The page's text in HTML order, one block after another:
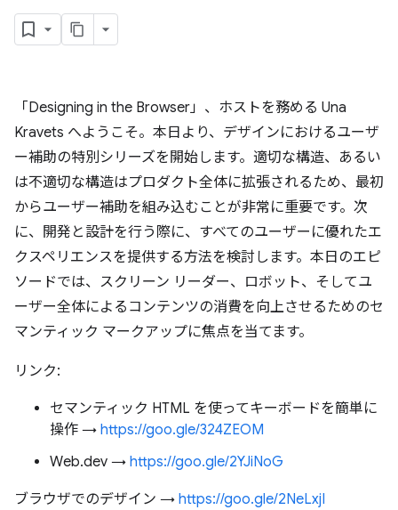
「Designing in the Browser」、ホストを務める Una
Kravets へようこそ。本日より、デザインにおけるユーザ
ー補助の特別シリーズを開始します。適切な構造、あるい
は不適切な構造はプロダクト全体に拡張されるため、最初
からユーザー補助を組み込むことが非常に重要です。次
に、開発と設計を行う際に、すべてのユーザーに優れたエ
クスペリエンスを提供する方法を検討します。本日のエピ
ソードでは、スクリーン リーダー、ロボット、そしてユ
ーザー全体によるコンテンツの消費を向上させるためのセ
マンティック マークアップに焦点を当てます。
リンク:
セマンティック HTML を使ってキーボードを簡単に
操作 → https://goo.gle/324ZEOM
Web.dev → https://goo.gle/2YJiNoG
ブラウザでのデザイン → https://goo.gle/2NeLxjI